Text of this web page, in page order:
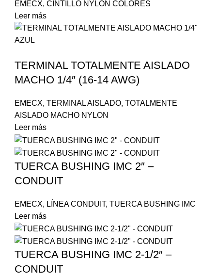
EMECX, CINTILLO NYLON COLORES
Leer más
TERMINAL TOTALMENTE AISLADO
MACHO 1/4″ (16-14 AWG)
EMECX, TERMINAL AISLADO, TOTALMENTE
AISLADO MACHO NYLON
Leer más
TUERCA BUSHING IMC 2″ –
CONDUIT
EMECX, LÍNEA CONDUIT, TUERCA BUSHING IMC
Leer más
TUERCA BUSHING IMC 2-1/2″ –
CONDUIT